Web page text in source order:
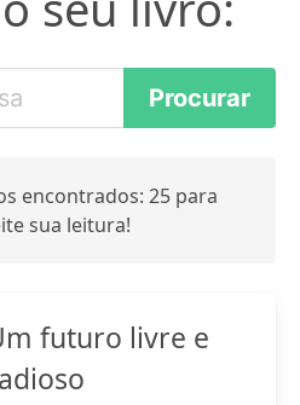
encontrados: 25 para
sua leitura!
futuro livre e